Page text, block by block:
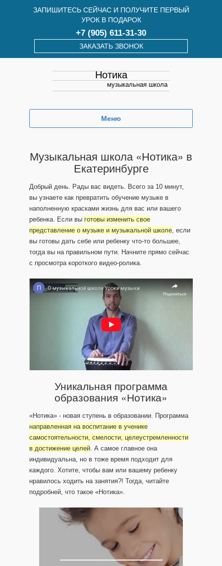
ЗАПИШИТЕСЬ СЕЙЧАС И ПОЛУЧИТЕ ПЕРВЫЙ
УРОК В ПОДАРОК
+7 (905) 611-31-30
ЗАКАЗАТЬ ЗВОНОК
Нотика
музыкальная школа
Меню
Музыкальная школа «Нотика» в
Екатеринбурге
Добрый день. Рады вас видеть. Всего за 10 минут,
вы узнаете как превратить обучение музыке в
наполненную красками жизнь для вас или вашего
ребенка. Если вы готовы изменить свое
представление о музыке и музыкальной школе, если
вы готовы дать себе или ребенку что-то большее,
тогда вы на правильном пути. Начните прямо сейчас
с просмотра короткого видео-ролика.
Уникальная программа
образования «Нотика»
«Нотика» - новая ступень в образовании. Программа
направленная на воспитание в ученике
самостоятельности, смелости, целеустремленности
в достижение целей. А самое главное она
индивидуальна, но в тоже время подходит для
каждого. Хотите, чтобы вам или вашему ребенку
нравилось ходить на занятия?! Тогда, читайте
подробней, что такое «Нотика».